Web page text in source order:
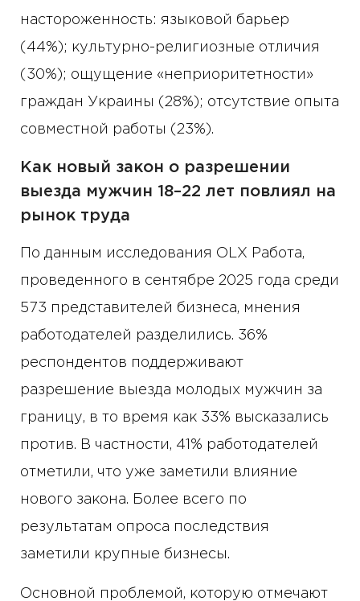
настороженность: языковой барьер
(44%); культурно-религиозные отличия
(30%); ощущение «неприоритетности»
граждан Украины (28%); отсутствие опыта
совместной работы (23%).
Как новый закон о разрешении
выезда мужчин 18–22 лет повлиял на
рынок труда
По данным исследования OLX Работа,
проведенного в сентябре 2025 года среди
573 представителей бизнеса, мнения
работодателей разделились. 36%
респондентов поддерживают
разрешение выезда молодых мужчин за
границу, в то время как 33% высказались
против. В частности, 41% работодателей
отметили, что уже заметили влияние
нового закона. Более всего по
результатам опроса последствия
заметили крупные бизнесы.
Основной проблемой, которую отмечают